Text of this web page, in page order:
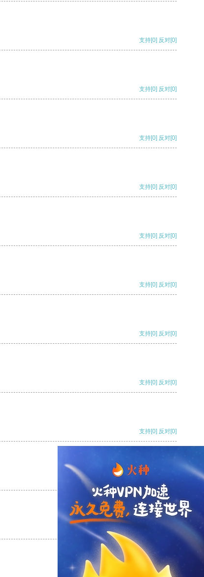
支持[0] 反对[0]
支持[0] 反对[0]
支持[0] 反对[0]
支持[0] 反对[0]
支持[0] 反对[0]
支持[0] 反对[0]
支持[0] 反对[0]
支持[0] 反对[0]
支持[0] 反对[0]
反对